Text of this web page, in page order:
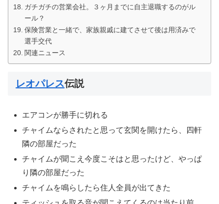
ガチガチの営業会社。３ヶ月までに自主退職するのがル
ール？
保険営業と一緒で、家族親戚に建てさせて後は用済みで
選手交代
関連ニュース
レオパレス伝説
エアコンが勝手に切れる
チャイムならされたと思って玄関を開けたら、四軒
隣の部屋だった
チャイムが聞こえ今度こそはと思ったけど、やっぱ
り隣の部屋だった
チャイムを鳴らしたら住人全員が出てきた